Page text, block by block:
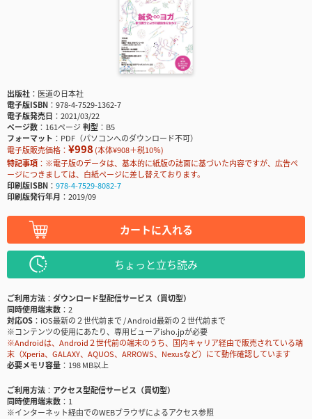
出版社
医道の日本社
電子版ISBN
978-4-7529-1362-7
電子版発売日
2021/03/22
ページ数
161ページ判型
B5
フォーマット
PDF（パソコンへのダウンロード不可）
電子版販売価格： ¥998 (本体¥908＋税10％)
特記事項
※電子版のデータは、基本的に紙版の誌面に基づいた内容ですが、広告ペ
ージにつきましては、白紙ページに差し替えております。
印刷版ISBN
978-4-7529-8082-7
印刷版発行年月
2019/09
カートに入れる
ちょっと立ち読み
ご利用方法
ダウンロード型配信サービス（買切型）
同時使用端末数
2
対応OS
iOS最新の２世代前まで / Android最新の２世代前まで
※コンテンツの使用にあたり、専用ビューアisho.jpが必要
※Androidは、Android２世代前の端末のうち、国内キャリア経由で販売されている端
末（Xperia、GALAXY、AQUOS、ARROWS、Nexusなど）にて動作確認しています
必要メモリ容量
198 MB以上
ご利用方法
アクセス型配信サービス（買切型）
同時使用端末数
1
※インターネット経由でのWEBブラウザによるアクセス参照